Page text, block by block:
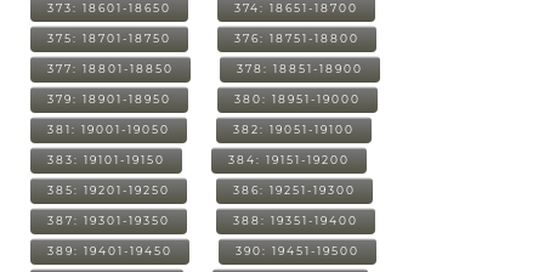
373: 18601-18650 374: 18651-18700
375: 18701-18750 376: 18751-18800
377: 18801-18850 378: 18851-18900
379: 18901-18950 380: 18951-19000
381: 19001-19050 382: 19051-19100
383: 19101-19150 384: 19151-19200
385: 19201-19250 386: 19251-19300
387: 19301-19350 388: 19351-19400
389: 19401-19450 390: 19451-19500